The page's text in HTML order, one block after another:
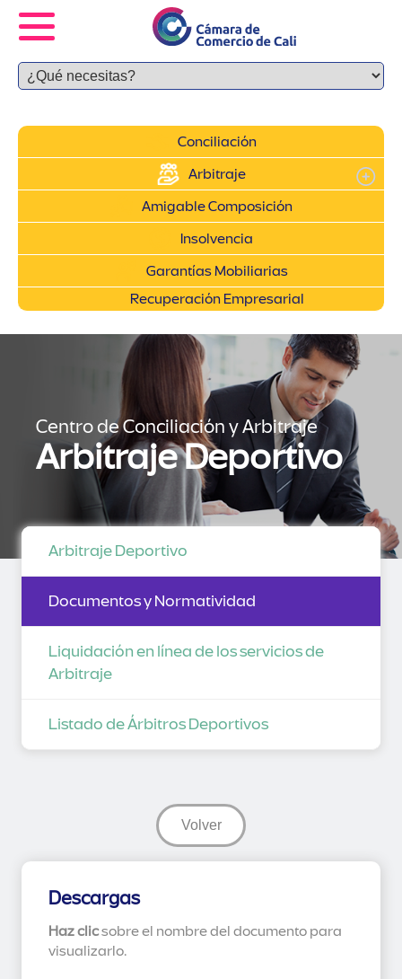
Conciliación
Arbitraje
Amigable Composición
Insolvencia
Garantías Mobiliarias
Recuperación Empresarial
Centro de Conciliación y Arbitraje
Arbitraje Deportivo
Arbitraje Deportivo
Documentos y Normatividad
Liquidación en línea de los servicios de
Arbitraje
Listado de Árbitros Deportivos
Volver
Descargas
Haz clicsobre el nombre del documento para
visualizarlo.